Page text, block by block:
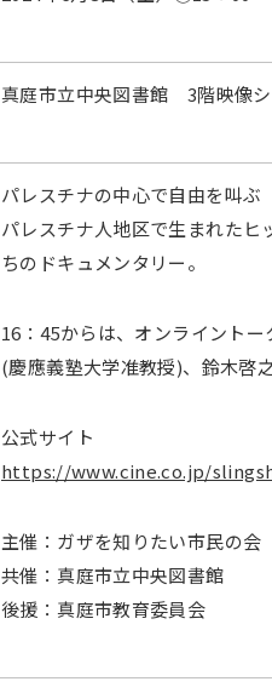
真庭市立中央図書館 3階映像シ
パレスチナの中心で自由を叫ぶ
パレスチナ人地区で生まれたヒ
ちのドキュメンタリー。
16：45からは、オンライント
(慶應義塾大学准教授)、鈴木啓
公式サイト
https://www.cine.co.jp/
主催：ガザを知りたい市民の会
共催：真庭市立中央図書館
後援：真庭市教育委員会